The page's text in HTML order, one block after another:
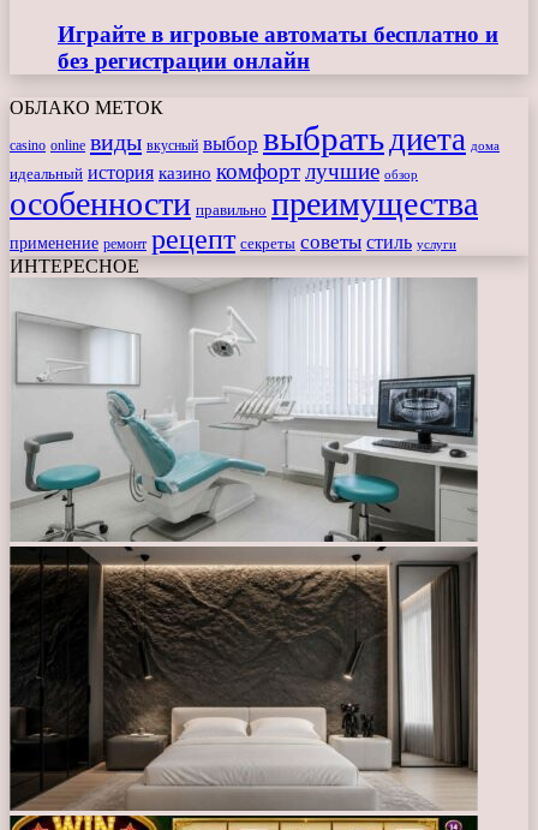
Играйте в игровые автоматы бесплатно и
без регистрации онлайн
ОБЛАКО МЕТОК
casino online виды вкусный выбор выбрать диета дома
идеальный история казино комфортлучшие обзор
особенности правильно преимущества
применение ремонт рецепт секреты советы стиль услуги
ИНТЕРЕСНОЕ